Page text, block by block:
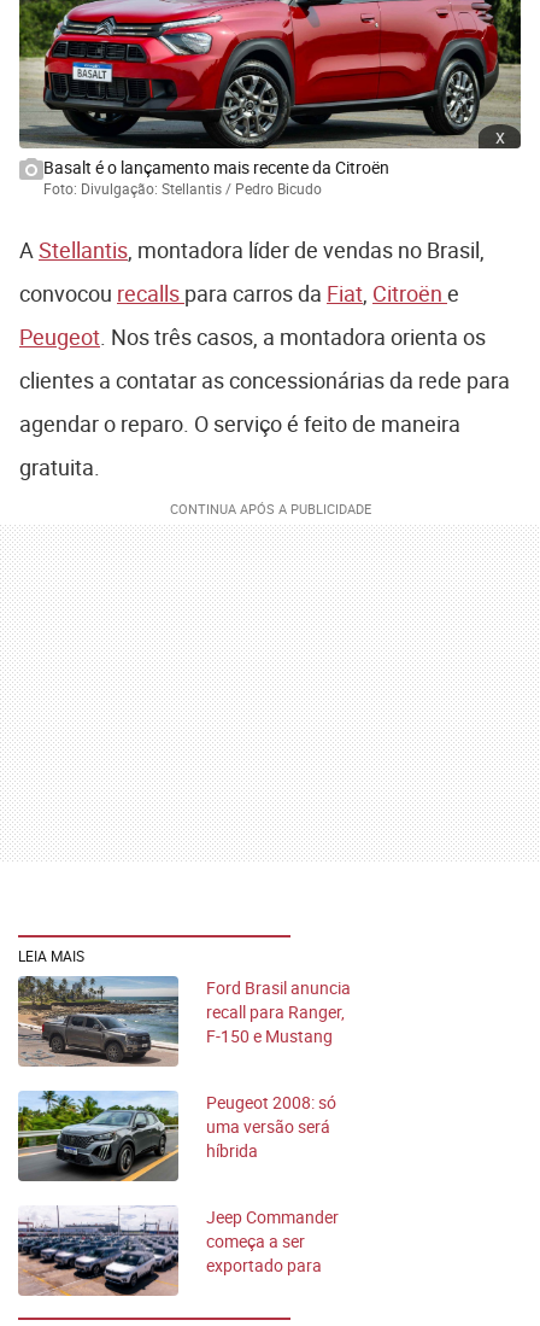
x
Basalt é o lançamento mais recente da Citroën
Foto: Divulgação: Stellantis / Pedro Bicudo
AStellantis, montadora líder de vendas no Brasil,
convocou recalls para carros da Fiat, Citroën e
Peugeot. Nos três casos, a montadora orienta os
clientes a contatar as concessionárias da rede para
agendar o reparo. O serviço é feito de maneira
gratuita.
LEIA MAIS
Ford Brasil anuncia
recall para Ranger,
F-150 e Mustang
Peugeot 2008: só
uma versão será
híbrida
Jeep Commander
começa a ser
exportado para
Médio